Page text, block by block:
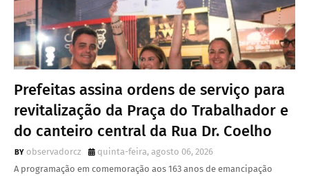
Prefeitas assina ordens de serviço para
revitalização da Praça do Trabalhador e
do canteiro central da Rua Dr. Coelho
observadorcz
quinta-feira, agosto 06, 2026
A programação em comemoração aos 163 anos de emancipação